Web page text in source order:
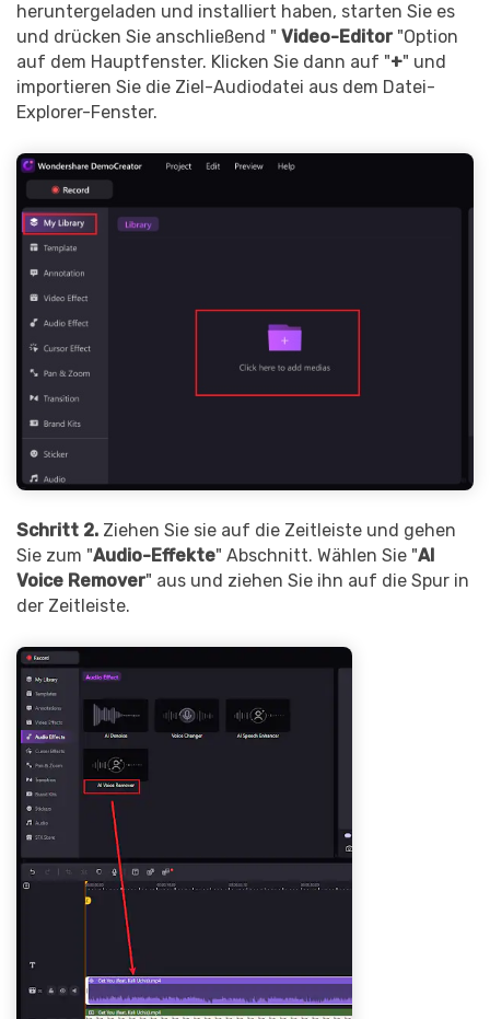
heruntergeladen und installiert haben, starten Sie es
und drücken Sie anschließend " Video-Editor "Option
auf dem Hauptfenster. Klicken Sie dann auf "+" und
importieren Sie die Ziel-Audiodatei aus dem Datei-
Explorer-Fenster.
Schritt 2. Ziehen Sie sie auf die Zeitleiste und gehen
Sie zum "Audio-Effekte" Abschnitt. Wählen Sie "AI
Voice Remover" aus und ziehen Sie ihn auf die Spur in
der Zeitleiste.